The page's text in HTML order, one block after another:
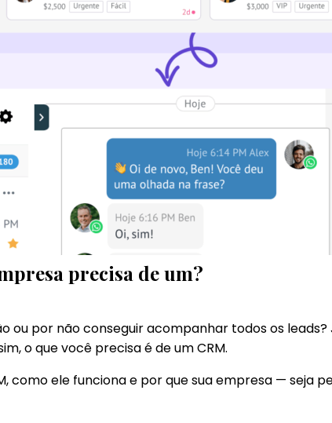
precisa de um?
ou por não conseguir acompanhar todos os
o que você precisa é de um CRM.
como ele funciona e por que sua empresa — seja